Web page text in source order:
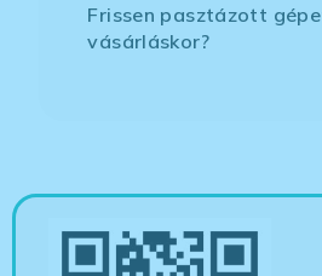
Frissen pasztázott
vásárláskor?